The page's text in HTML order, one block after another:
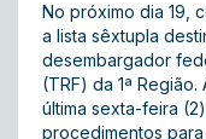
No próximo dia 19,
a lista sêxtupla
desembargador
(TRF) da 1ª
última sexta-feira
procedimentos